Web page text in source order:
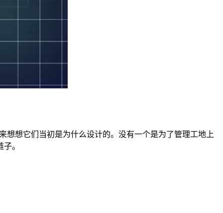
想想它们当初是为什么设计的。没有一个是为了管理工地上
。